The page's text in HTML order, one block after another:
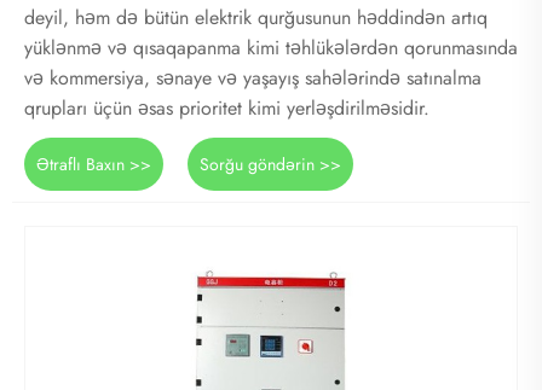
deyil, həm də bütün elektrik qurğusunun həddindən artıq
yüklənmə və qısaqapanma kimi təhlükələrdən qorunmasında
və kommersiya, sənaye və yaşayış sahələrində satınalma
qrupları üçün əsas prioritet kimi yerləşdirilməsidir.
Ətraflı Baxın >> Sorğu göndərin >>